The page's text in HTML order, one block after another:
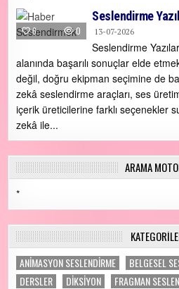
6 0
Seslendirme
13-07-2026
Seslendirme
alanında başarılı sonuçlar elde
değil, doğru ekipman seçimine de
zekâ seslendirme araçları, ses
içerik üreticilerine farklı seçenekler
zekâ ile...
ARAMA
*
ANİMASYON SESLENDİRME BELGESEL
DERSLER
DİKSİYON
FRAGMAN